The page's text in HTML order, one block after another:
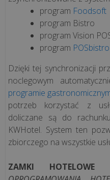
program Foodsoft
program Bistro
program Vision
program POSbistro
Dzięki tej synchronizacji
noclegowym
programie
potrzeb korzystać z
doliczane są do
KWHotel. System ten
zbiorczego na wszystkie
ZAMKI HOTELOWE